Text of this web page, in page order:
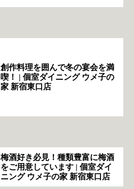
創作料理を囲んで冬の宴会を満
喫！ | 個室ダイニング ウメ子の
家 新宿東口店
梅酒好き必見！種類豊富に梅酒
をご用意しています | 個室ダイ
ニング ウメ子の家 新宿東口店